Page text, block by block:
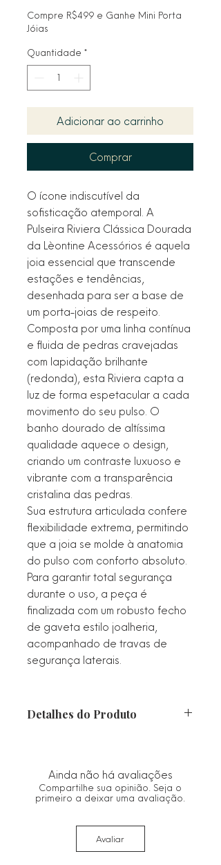
Compre R$499 e Ganhe Mini Porta
Jóias
Quantidade *
Adicionar ao carrinho
Comprar
O ícone indiscutível da
sofisticação atemporal. A
Pulseira Riviera Clássica Dourada
da Lèontine Acessórios é aquela
joia essencial que transcende
estações e tendências,
desenhada para ser a base de
um porta-joias de respeito.
Composta por uma linha contínua
e fluida de pedras cravejadas
com lapidação brilhante
(redonda), esta Riviera capta a
luz de forma espetacular a cada
movimento do seu pulso. O
banho dourado de altíssima
qualidade aquece o design,
criando um contraste luxuoso e
vibrante com a transparência
cristalina das pedras.
Sua estrutura articulada confere
flexibilidade extrema, permitindo
que a joia se molde à anatomia
do pulso com conforto absoluto.
Para garantir total segurança
durante o uso, a peça é
finalizada com um robusto fecho
de gaveta estilo joalheria,
acompanhado de travas de
segurança laterais.
Detalhes do Produto
(Redonda)
Cor da Pedra: Cristal Transparente
Material Base: Metal Nobre
Comprimento: 18 cm
Fecho: Fecho de gaveta com trava
Ainda não há avaliações
Compartilhe sua opinião. Seja o
primeiro a deixar uma avaliação.
Avaliar